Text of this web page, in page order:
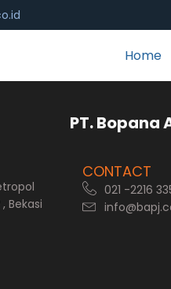
Home
Arga
Bekasi
CONTACT
021 -2216